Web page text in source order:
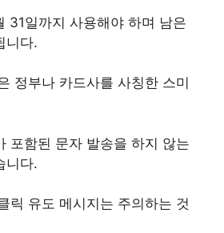
31일까지 사용해야 하며 남은
니다.
정부나 카드사를 사칭한 스미
포함된 문자 발송을 하지 않는
니다.
릭 유도 메시지는 주의하는 것